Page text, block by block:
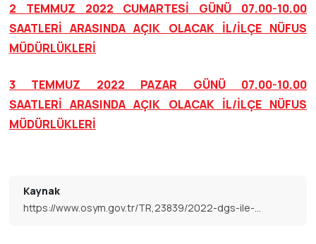
2 TEMMUZ 2022 CUMARTESİ GÜNÜ 07.00-10.00
SAATLERİ ARASINDA AÇIK OLACAK İL/İLÇE NÜFUS
MÜDÜRLÜKLERİ
3 TEMMUZ 2022 PAZAR GÜNÜ 07.00-10.00
SAATLERİ ARASINDA AÇIK OLACAK İL/İLÇE NÜFUS
MÜDÜRLÜKLERİ
Kaynak
https://www.osym.gov.tr/TR,23839/2022-dgs-ile-2022-sayistay-eleme-sinavlari-icin-sinav-gunu-acik-tutulacak-ililce-nufus-mudurlukleri-30062022.html